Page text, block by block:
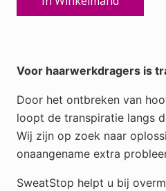
Voor haarwerkdragers is
Door het ontbreken van
loopt de transpiratie langs
Wij zijn op zoek naar
onaangename extra
SweatStop helpt u bij